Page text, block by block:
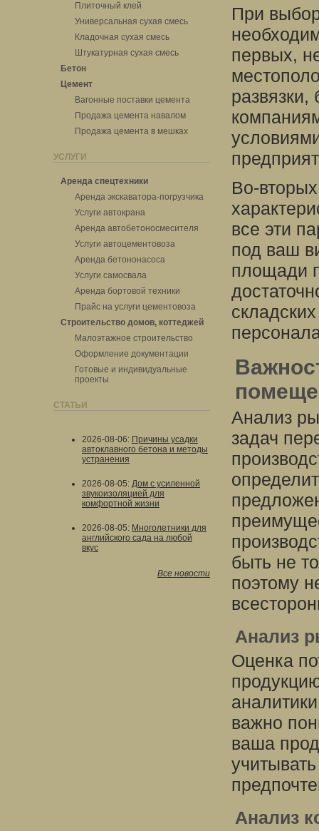
Плиточный клей
Универсальная сухая смесь
Кладочная сухая смесь
Штукатурная сухая смесь
Бетон
Цемент
Вагонные поставки цемента
Продажа цемента навалом
Продажа цемента в мешках
УСЛУГИ
Аренда спецтехники
Аренда экскаватора-погрузчика
Услуги автокрана
Аренда автобетоносмесителя
Услуги автоцементовоза
Аренда бетононасоса
Услуги самосвала
Аренда бортовой техники
Прайс на услуги цементовоза
Строительство домов, коттеджей
Малоэтажное строительство
Оформление документации
Готовые и индивидуальные
проекты
СТАТЬИ
2026-08-06: Причины усадки
автоклавного бетона и методы
устранения
2026-08-05: Дом с усиленной
звукоизоляцией для
комфортной жизни
2026-08-05: Многолетники для
английского сада на любой
вкус
Все новости
При
первых,
Во-
все эти
под ваш
площади
Анализ
задач
быть не
поэтому
Анализ
Оценка
важно
ваша
Анализ